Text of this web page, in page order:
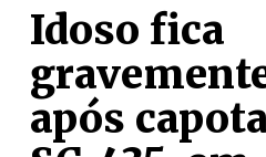
Idoso fica
após